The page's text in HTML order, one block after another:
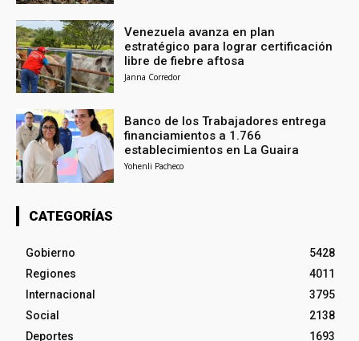
Venezuela avanza en plan
estratégico para lograr certificación
libre de fiebre aftosa
Janna Corredor
Banco de los Trabajadores entrega
financiamientos a 1.766
establecimientos en La Guaira
Yohenli Pacheco
CATEGORÍAS
Gobierno
5428
Regiones
4011
Internacional
3795
Social
2138
Deportes
1693